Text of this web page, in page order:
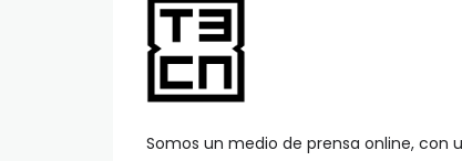
Somos un medio de prensa online, con